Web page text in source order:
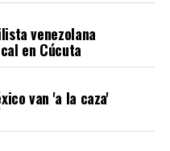
venezolana
en Cúcuta
van 'a la caza'